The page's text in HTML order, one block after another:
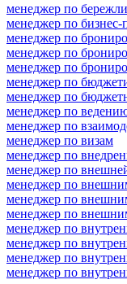
менеджер по
менеджер по бизнес-
менеджер по
менеджер по
менеджер по
менеджер по
менеджер по
менеджер по
менеджер по
менеджер по визам
менеджер по
менеджер по
менеджер по
менеджер по
менеджер по
менеджер по
менеджер по
менеджер по
менеджер по